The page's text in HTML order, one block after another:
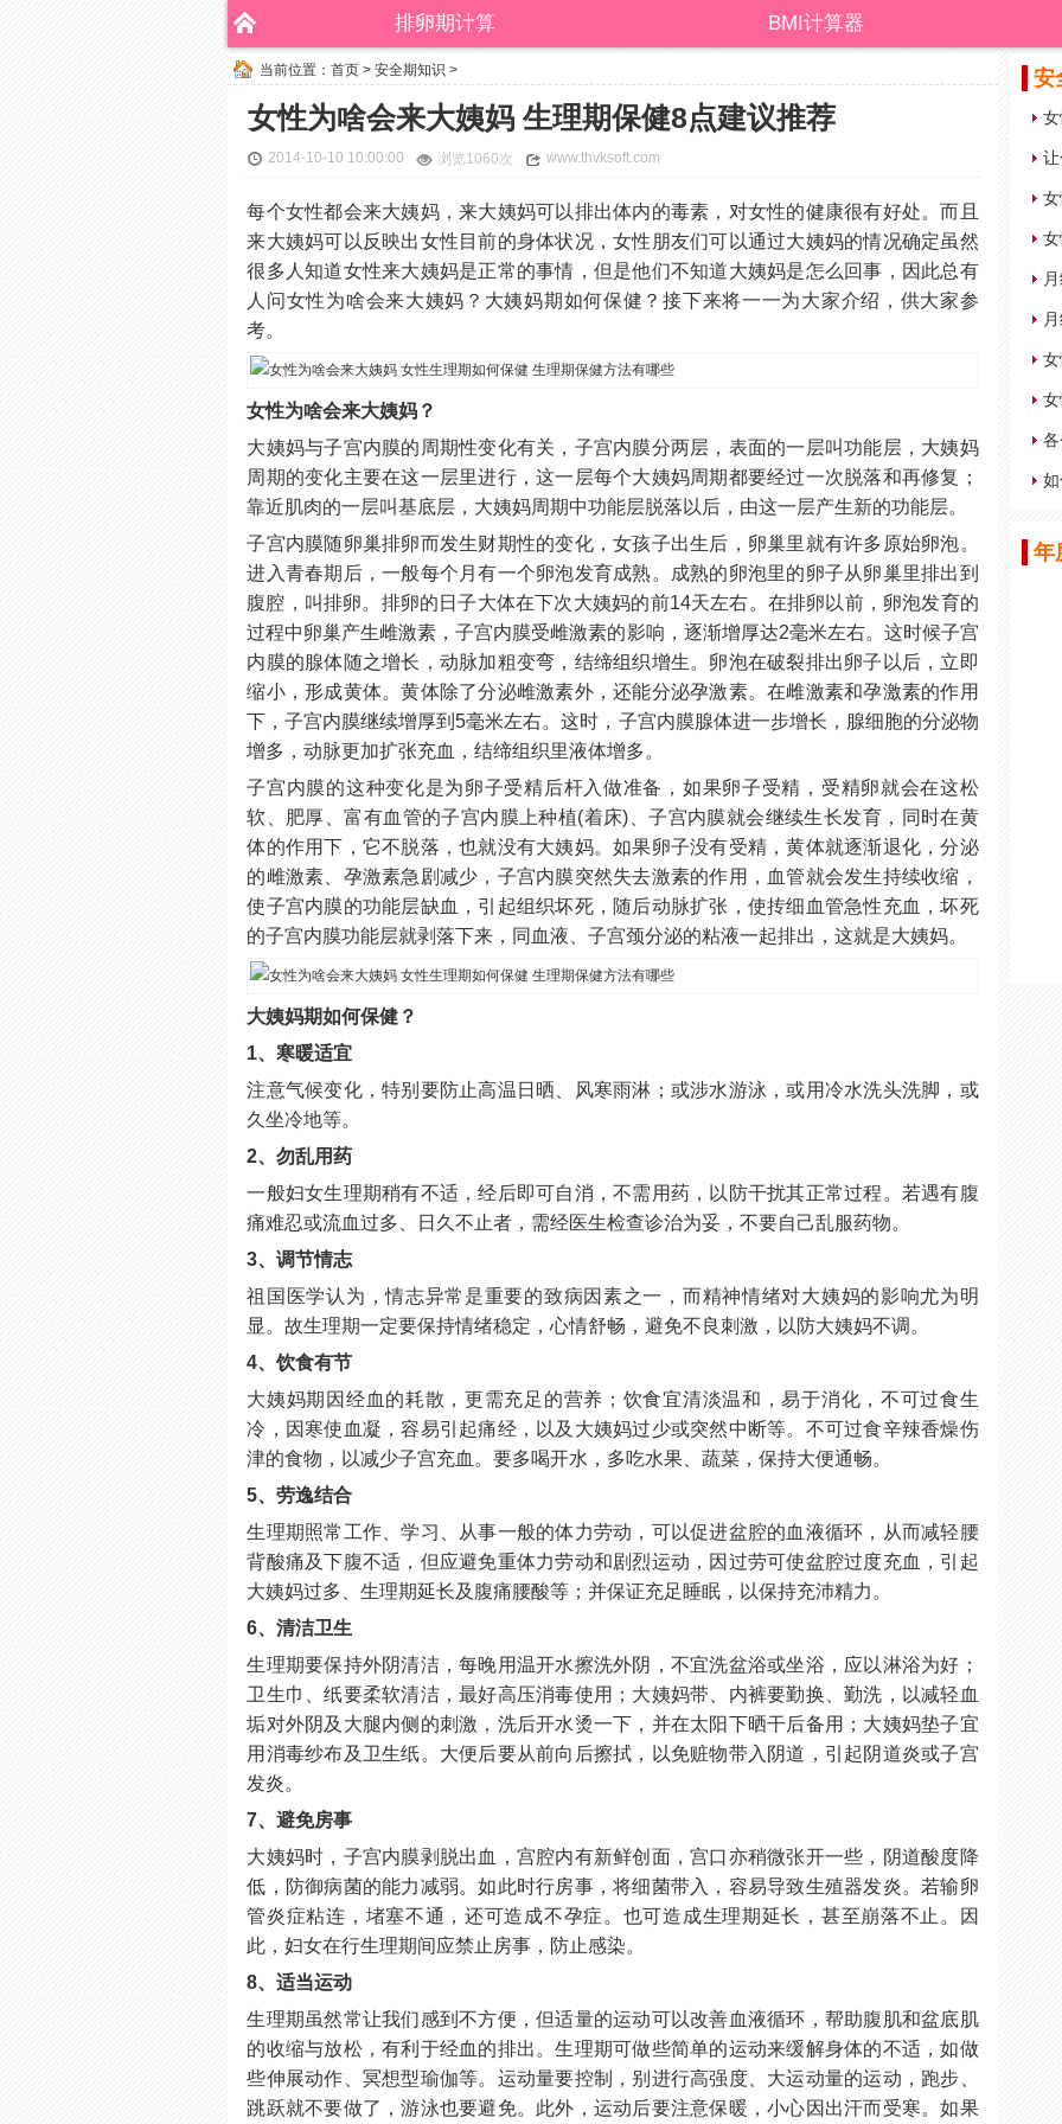
排卵期计算 BMI计算器
当前位置： 首页 > 安全期知识 >
女性为啥会来大姨妈 生理期保健8点建议推荐
2014-10-10 10:00:00 浏览1060次 www.thvksoft.com
每个女性都会来大姨妈，来大姨妈可以排出体内的毒素，对女性的健康很有好处。而且
来大姨妈可以反映出女性目前的身体状况，女性朋友们可以通过大姨妈的情况确定虽然
很多人知道女性来大姨妈是正常的事情，但是他们不知道大姨妈是怎么回事，因此总有
人问女性为啥会来大姨妈？大姨妈期如何保健？接下来将一一为大家介绍，供大家参
考。
女性为啥会来大姨妈？
大姨妈与子宫内膜的周期性变化有关，子宫内膜分两层，表面的一层叫功能层，大姨妈
周期的变化主要在这一层里进行，这一层每个大姨妈周期都要经过一次脱落和再修复；
靠近肌肉的一层叫基底层，大姨妈周期中功能层脱落以后，由这一层产生新的功能层。
子宫内膜随卵巢排卵而发生财期性的变化，女孩子出生后，卵巢里就有许多原始卵泡。
进入青春期后，一般每个月有一个卵泡发育成熟。成熟的卵泡里的卵子从卵巢里排出到
腹腔，叫排卵。排卵的日子大体在下次大姨妈的前14天左右。在排卵以前，卵泡发育的
过程中卵巢产生雌激素，子宫内膜受雌激素的影响，逐渐增厚达2毫米左右。这时候子宫
内膜的腺体随之增长，动脉加粗变弯，结缔组织增生。卵泡在破裂排出卵子以后，立即
缩小，形成黄体。黄体除了分泌雌激素外，还能分泌孕激素。在雌激素和孕激素的作用
下，子宫内膜继续增厚到5毫米左右。这时，子宫内膜腺体进一步增长，腺细胞的分泌物
增多，动脉更加扩张充血，结缔组织里液体增多。
子宫内膜的这种变化是为卵子受精后杆入做准备，如果卵子受精，受精卵就会在这松
软、肥厚、富有血管的子宫内膜上种植(着床)、子宫内膜就会继续生长发育，同时在黄
体的作用下，它不脱落，也就没有大姨妈。如果卵子没有受精，黄体就逐渐退化，分泌
的雌激素、孕激素急剧减少，子宫内膜突然失去激素的作用，血管就会发生持续收缩，
使子宫内膜的功能层缺血，引起组织坏死，随后动脉扩张，使抟细血管急性充血，坏死
的子宫内膜功能层就剥落下来，同血液、子宫颈分泌的粘液一起排出，这就是大姨妈。
大姨妈期如何保健？
1、寒暖适宜
注意气候变化，特别要防止高温日晒、风寒雨淋；或涉水游泳，或用冷水洗头洗脚，或
久坐冷地等。
2、勿乱用药
一般妇女生理期稍有不适，经后即可自消，不需用药，以防干扰其正常过程。若遇有腹
痛难忍或流血过多、日久不止者，需经医生检查诊治为妥，不要自己乱服药物。
3、调节情志
祖国医学认为，情志异常是重要的致病因素之一，而精神情绪对大姨妈的影响尤为明
显。故生理期一定要保持情绪稳定，心情舒畅，避免不良刺激，以防大姨妈不调。
4、饮食有节
大姨妈期因经血的耗散，更需充足的营养；饮食宜清淡温和，易于消化，不可过食生
冷，因寒使血凝，容易引起痛经，以及大姨妈过少或突然中断等。不可过食辛辣香燥伤
津的食物，以减少子宫充血。要多喝开水，多吃水果、蔬菜，保持大便通畅。
5、劳逸结合
生理期照常工作、学习、从事一般的体力劳动，可以促进盆腔的血液循环，从而减轻腰
背酸痛及下腹不适，但应避免重体力劳动和剧烈运动，因过劳可使盆腔过度充血，引起
大姨妈过多、生理期延长及腹痛腰酸等；并保证充足睡眠，以保持充沛精力。
6、清洁卫生
生理期要保持外阴清洁，每晚用温开水擦洗外阴，不宜洗盆浴或坐浴，应以淋浴为好；
卫生巾、纸要柔软清洁，最好高压消毒使用；大姨妈带、内裤要勤换、勤洗，以减轻血
垢对外阴及大腿内侧的刺激，洗后开水烫一下，并在太阳下晒干后备用；大姨妈垫子宜
用消毒纱布及卫生纸。大便后要从前向后擦拭，以免赃物带入阴道，引起阴道炎或子宫
发炎。
7、避免房事
大姨妈时，子宫内膜剥脱出血，宫腔内有新鲜创面，宫口亦稍微张开一些，阴道酸度降
低，防御病菌的能力减弱。如此时行房事，将细菌带入，容易导致生殖器发炎。若输卵
管炎症粘连，堵塞不通，还可造成不孕症。也可造成生理期延长，甚至崩落不止。因
此，妇女在行生理期间应禁止房事，防止感染。
8、适当运动
生理期虽然常让我们感到不方便，但适量的运动可以改善血液循环，帮助腹肌和盆底肌
的收缩与放松，有利于经血的排出。生理期可做些简单的运动来缓解身体的不适，如做
些伸展动作、冥想型瑜伽等。运动量要控制，别进行高强度、大运动量的运动，跑步、
跳跃就不要做了，游泳也要避免。此外，运动后要注意保暖，小心因出汗而受寒。如果
安
年